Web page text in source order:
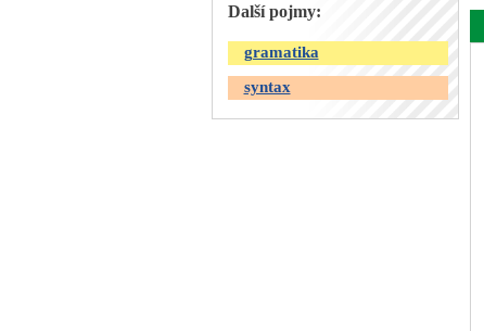
Další pojmy:
gramatika
syntax